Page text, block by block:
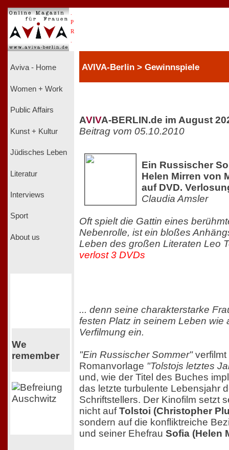
P
R
Aviva - Home
Women + Work
Public Affairs
Kunst + Kultur
Jüdisches Leben
Literatur
Interviews
Sport
About us
We
remember
AVIVA-Berlin > Gewinnspiele
AVIVA-BERLIN.de im August
Beitrag vom 05.10.2010
Ein Russischer
Helen Mirren von
auf DVD.
Claudia Amsler
Oft spielt die Gattin eines
Nebenrolle, ist ein bloßes
Leben des großen Literaten Leo
verlost 3 DVDs
... denn seine charakterstarke
festen Platz in seinem Leben wie
Verfilmung ein.
"Ein Russischer Sommer"verfilmt
Romanvorlage "Tolstojs letztes
und, wie der Titel des Buches
das letzte turbulente Lebensjahr
Schriftstellers. Der Kinofilm setzt
nicht aufTolstoi (Christopher
sondern auf die konfliktreiche
und seiner Ehefrau Sofia (Helen